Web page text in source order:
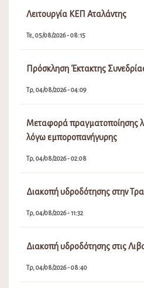
Λειτουργία ΚΕΠ Αταλάντης
Τε, 05/08/2026 - 08:15
Πρόσκληση Έκτακτης
Τρ, 04/08/2026 - 04:09
Μεταφορά πραγματοποίησης
λόγω εμποροπανήγυρης
Τρ, 04/08/2026 - 02:08
Διακοπή υδροδότησης στην
Τρ, 04/08/2026 - 11:32
Διακοπή υδροδότησης στις
Τρ, 04/08/2026 - 08:40